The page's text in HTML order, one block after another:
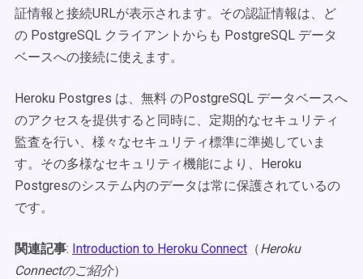
証情報と接続URLが表示されます。その認証情報は、ど
の PostgreSQL クライアントからも PostgreSQL データ
ベースへの接続に使えます。
Heroku Postgres は、無料 のPostgreSQL データベースへ
のアクセスを提供すると同時に、定期的なセキュリティ
監査を行い、様々なセキュリティ標準に準拠していま
す。その多様なセキュリティ機能により、Heroku
Postgresのシステム内のデータは常に保護されているの
です。
関連記事: Introduction to Heroku Connect （Heroku
Connectのご紹介）